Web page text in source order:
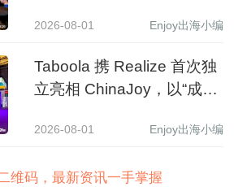
2026-08-01 Enjoy出海小编
Taboola 携 Realize 首次独
立亮相 ChinaJoy，以“成长
全球增长新图景
2026-08-01 Enjoy出海小编
维码，最新资讯一手掌握